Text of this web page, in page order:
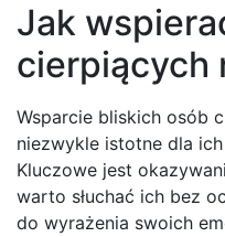
Jak
cierpiących
Wsparcie bliskich osób
niezwykle istotne dla
Kluczowe jest
warto słuchać ich bez
do wyrażenia swoich